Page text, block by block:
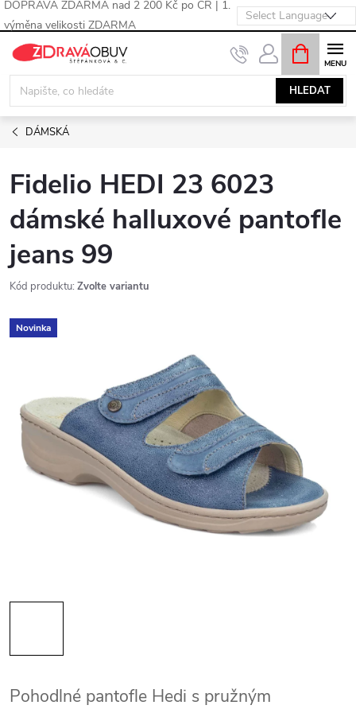
DOPRAVA ZDARMA nad 2 200 Kč po ČR | 1.
výměna velikosti ZDARMA
Přejít
obsah
HLEDAT
NÁKUPNÍ
KOŠÍK
DÁMSKÁ
Fidelio HEDI 23 6023
dámské halluxové pantofle
jeans 99
Kód produktu: Zvolte variantu
Novinka
Pohodlné pantofle Hedi s pružným